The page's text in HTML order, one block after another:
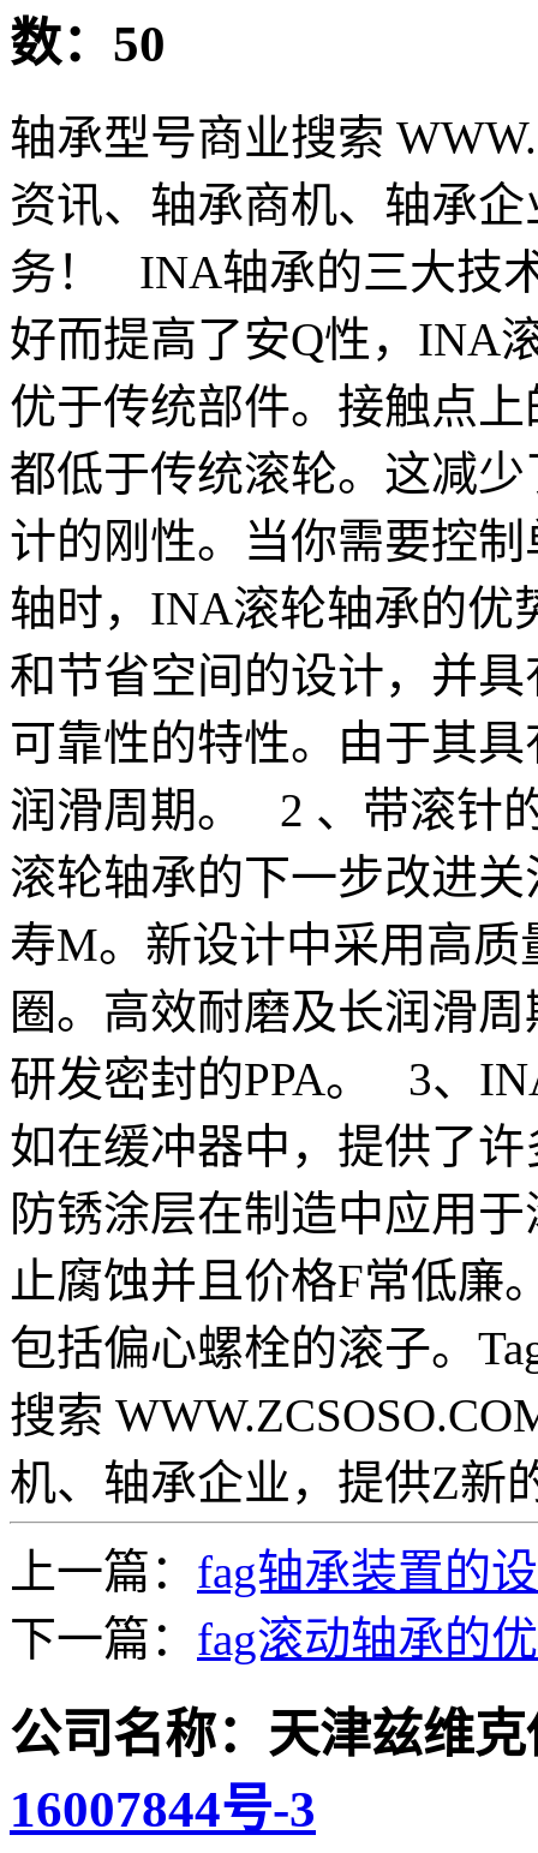
数：50
轴承型号商业搜索
资讯、轴承商机、轴承
务！ INA轴承的三大技
好而提高了安Q性，INA
优于传统部件。接触点
都低于传统滚轮。这减
计的刚性。当你需要控
轴时，INA滚轮轴承的优
和节省空间的设计，并
可靠性的特性。由于其
润滑周期。 2 、带滚针
滚轮轴承的下一步改进
寿M。新设计中采用高
圈。高效耐磨及长润滑
研发密封的PPA。 3、
如在缓冲器中，提供了
防锈涂层在制造中应用
止腐蚀并且价格F常低廉
包括偏心螺栓的滚子。
搜索
机、轴承企业，提供Z新
上一篇： fag轴承装置的
下一篇： fag滚动轴承的
公司名称：天津兹维
16007844号-3